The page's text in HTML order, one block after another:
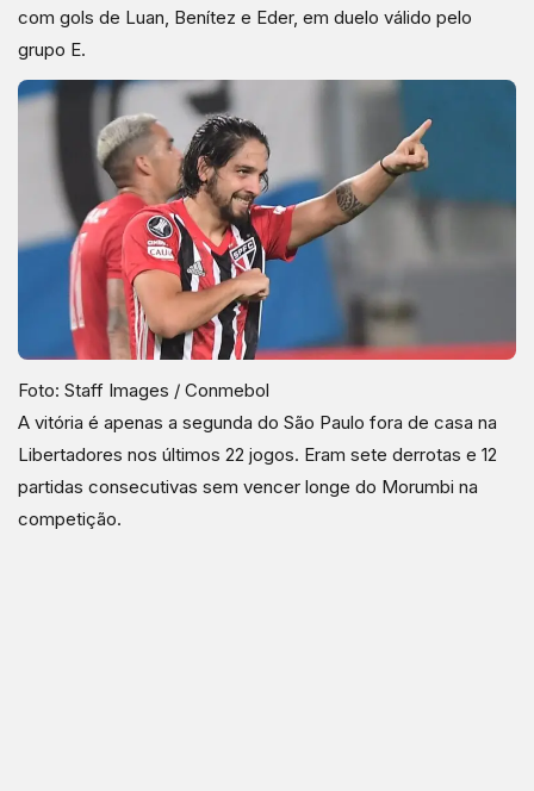
com gols de Luan, Benítez e Eder, em duelo válido pelo
grupo E.
Foto: Staff Images / Conmebol
A vitória é apenas a segunda do São Paulo fora de casa na
Libertadores nos últimos 22 jogos. Eram sete derrotas e 12
partidas consecutivas sem vencer longe do Morumbi na
competição.